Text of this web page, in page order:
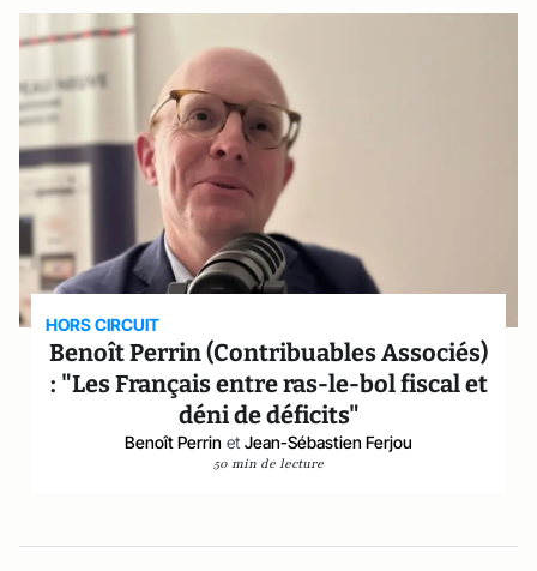
HORS CIRCUIT
Benoît Perrin (Contribuables Associés)
: "Les Français entre ras-le-bol fiscal et
déni de déficits"
Benoît Perrin et Jean-Sébastien Ferjou
50 min de lecture